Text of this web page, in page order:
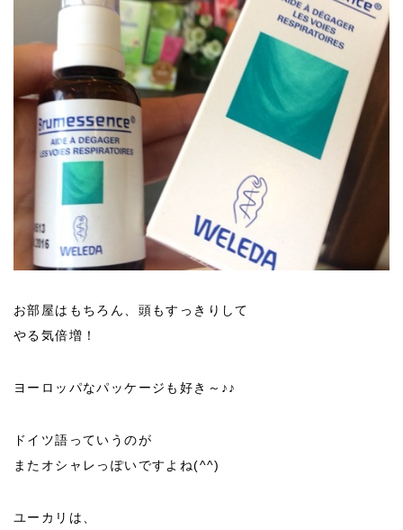
お部屋はもちろん、頭もすっきりして
やる気倍増！
ヨーロッパなパッケージも好き～♪♪
ドイツ語っていうのが
またオシャレっぽいですよね(^^)
ユーカリは、